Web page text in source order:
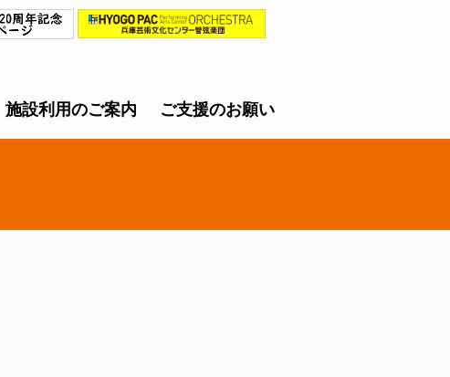
施設利用のご案内 ご支援のお願い